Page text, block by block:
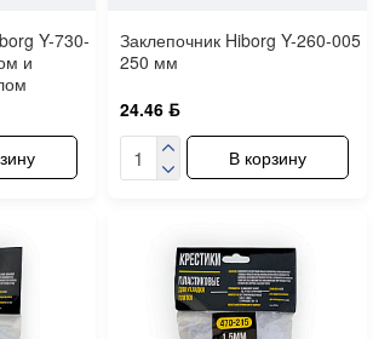
Y-730-
и
Заклепочник Hiborg Y-260-005
250 мм
24.46 ƃ
В корзину